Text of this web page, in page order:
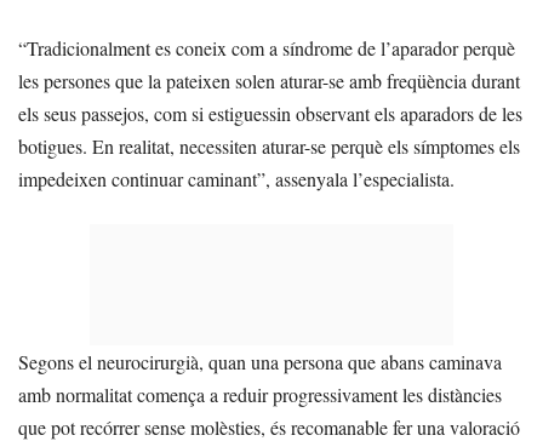
“Tradicionalment es coneix com a síndrome de l’aparador perquè
les persones que la pateixen solen aturar-se amb freqüència durant
els seus passejos, com si estiguessin observant els aparadors de les
botigues. En realitat, necessiten aturar-se perquè els símptomes els
impedeixen continuar caminant”, assenyala l’especialista.
Segons el neurocirurgià, quan una persona que abans caminava
amb normalitat comença a reduir progressivament les distàncies
que pot recórrer sense molèsties, és recomanable fer una valoració